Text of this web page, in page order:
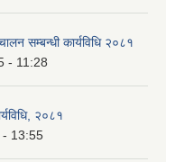
सम्बन्धी कार्यविधि २०८१
- 11:28
२०८१
- 13:55